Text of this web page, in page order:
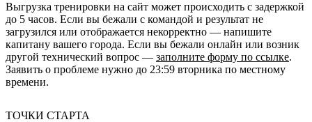
Выгрузка тренировки на сайт может происходить с задержкой
до 5 часов. Если вы бежали с командой и результат не
загрузился или отображается некорректно — напишите
капитану вашего города. Если вы бежали онлайн или возник
другой технический вопрос — заполните форму по ссылке.
Заявить о проблеме нужно до 23:59 вторника по местному
времени.
ТОЧКИ СТАРТА